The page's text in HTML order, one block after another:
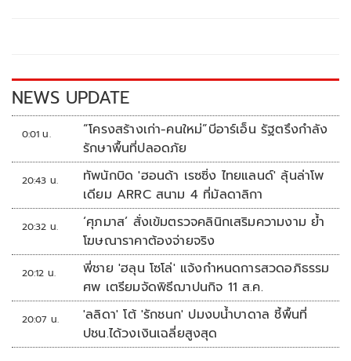
k k
NEWS UPDATE
0:01 น.
“โครงสร้างเก่า-คนใหม่”บีอาร์เอ็น รัฐตรึงกำลัง
รักษาพื้นที่ปลอดภัย
20:43 น.
ทัพนักบิด 'ฮอนด้า เรซซิ่ง ไทยแลนด์' ลุ้นล่าโพ
เดียม ARRC สนาม 4 ที่มัลดาลิกา
20:32 น.
‘ศุภมาส’ สั่งเข้มตรวจคลินิกเสริมความงาม ย้ำ
โฆษณาราคาต้องจ่ายจริง
20:12 น.
พี่ชาย 'ฮลุน โซโล่' แจ้งกำหนดการสวดอภิธรรม
ศพ เตรียมจัดพิธีฌาปนกิจ 11 ส.ค.
20:07 น.
'ลลิดา' โต้ 'รักชนก' ปมงบน้ำบาดาล ชี้พื้นที่
ปชน.ได้วงเงินเฉลี่ยสูงสุด